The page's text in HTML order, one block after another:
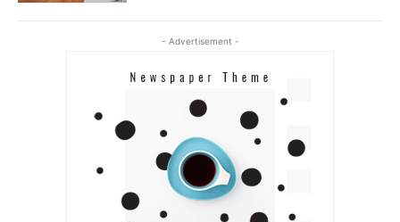
- Advertisement -